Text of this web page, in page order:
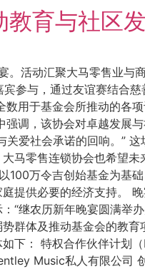
育与社区
活动汇聚大马零售业与
参与，通过友谊赛结合
用于基金会所推动的各
调，该协会对卓越发展
爱社会承诺的回响。”
马零售连锁协会也希望
100万令吉创始基金为基
提供必要的经济支持。
“继农历新年晚宴圆满举
群体及推动基金会的教育
下： 特权合作伙伴计划
Music私人有限公司